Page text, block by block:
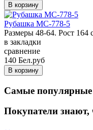
Рубашка MC-778-5
Размеры 48-64. Рост 164
в закладки
сравнение
140 Бел.руб
Самые популярные
Покупатели